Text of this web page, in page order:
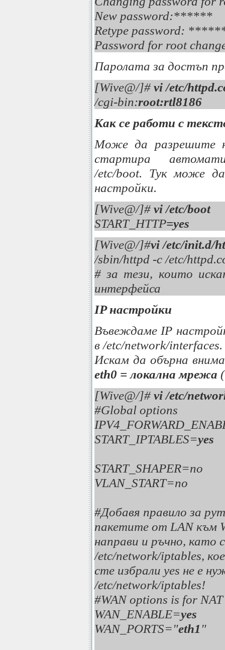
New password:******
Retype password:
Password for root
Паролата за достъп
[Wive@/]# vi /etc/
/cgi-bin:root:rtl8186
Как се работи с
Може да разрешите
стартира
/etc/boot. Тук може
настройки.
[Wive@/]# vi /etc/boot
START_HTTP=yes
[Wive@/]#vi /etc/init.d/
/sbin/httpd -c /etc/
# за тези, които
интерфейса
IP настройки
Въвеждаме IP
в /etc/network/interfaces.
Искам да обърна
eth0 = локална мрежа
[Wive@/]# vi /etc/
#Global options
START_IPTABLES=yes
START_SHAPER=no
VLAN_START=no
#Добавя правило за
пакетите от LAN към
направи и ръчно, като
/etc/network/iptables,
сте избрали yes не е
/etc/network/iptables!
#WAN options is for
WAN_ENABLE=yes
WAN_PORTS="eth1 "